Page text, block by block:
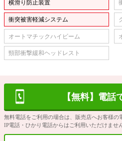
横滑り防止装置
衝突被害軽減システム
オートマチックハイビーム
頸部衝撃緩和ヘッドレスト
【無料】電話
無料電話をご利用の場合は、販売店へお客様の
IP電話・ひかり電話からはご利用いただけません